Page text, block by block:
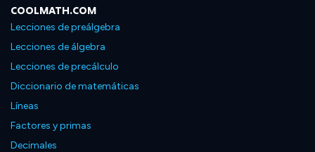
COOLMATH.COM
Lecciones de preálgebra
Lecciones de álgebra
Lecciones de precálculo
Diccionario de matemáticas
Líneas
Factores y primas
Decimales